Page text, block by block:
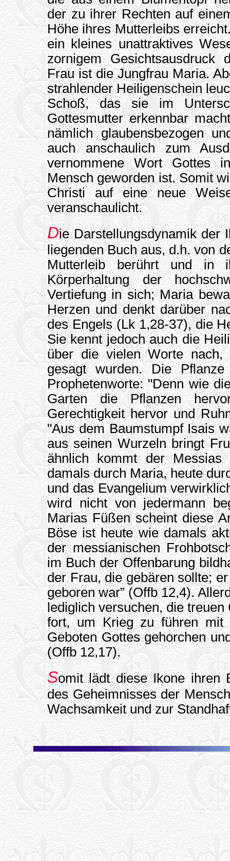
der zu ihrer Rechten auf
Höhe ihres Mutterleibs
ein kleines unattraktives
zornigem Gesichtsausdruck
Frau ist die Jungfrau Maria.
strahlender Heiligenschein
Schoß, das sie im
Gottesmutter erkennbar
nämlich glaubensbezogen
auch anschaulich zum
vernommene Wort Gottes
Mensch geworden ist. Somit
Christi auf eine neue
veranschaulicht.
Die Darstellungsdynamik der
liegenden Buch aus, d.h. von
Mutterleib berührt und in
Körperhaltung der
Vertiefung in sich; Maria
Herzen und denkt darüber
des Engels (Lk 1,28-37), die
Sie kennt jedoch auch die
über die vielen Worte
gesagt wurden. Die
Prophetenworte: "Denn wie
Garten die Pflanzen
Gerechtigkeit hervor und
"Aus dem Baumstumpf Isais
aus seinen Wurzeln bringt
ähnlich kommt der
damals durch Maria, heute
und das Evangelium
wird nicht von jedermann
Marias Füßen scheint diese
Böse ist heute wie damals
der messianischen
im Buch der Offenbarung
der Frau, die gebären sollte;
geboren war” (Offb 12,4).
lediglich versuchen, die
fort, um Krieg zu führen mit
Geboten Gottes gehorchen
(Offb 12,17).
Somit lädt diese Ikone ihren
des Geheimnisses der
Wachsamkeit und zur